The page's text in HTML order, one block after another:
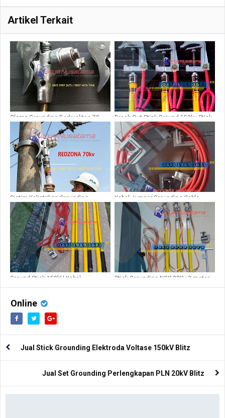
Artikel Terkait
Clamp Grounding Berkualitas 70 –
150 MM
Break Out Stick Ground 150kv Stick
4 meter
Sistim Kelistrikan Grounding
Redzona 70kv
Kabel Jumper Grounding Cable
NYAF50mm
Ground Stick 150kV Kabel
Stick Grounding NGK 20Kv 3 meter
Online
Jual Stick Grounding Elektroda Voltase 150kV Blitz
Jual Set Grounding Perlengkapan PLN 20kV Blitz